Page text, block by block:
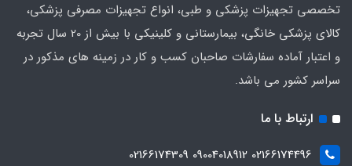
تخصصی تجهیزات پزشکی و طبی، انواع تجهیزات مصرفی پزشکی،
کالای پزشکی خانگی، بیمارستانی و کلینیکی با بیش از 20 سال تجربه
و اعتبار آماده سفارشات صاحبان کسب و کار در زمینه های مذکور در
سراسر کشور می باشد.
ارتباط با ما
02166174496 09004018912 02166174309